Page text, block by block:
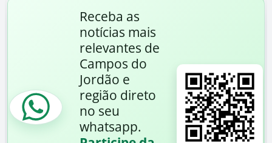
Receba as
notícias mais
relevantes de
Campos do
Jordão e
região direto
no seu
whatsapp.